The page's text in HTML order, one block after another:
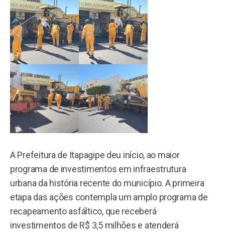
A Prefeitura de Itapagipe deu início, ao maior
programa de investimentos em infraestrutura
urbana da história recente do município. A primeira
etapa das ações contempla um amplo programa de
recapeamento asfáltico, que receberá
investimentos de R$ 3,5 milhões e atenderá